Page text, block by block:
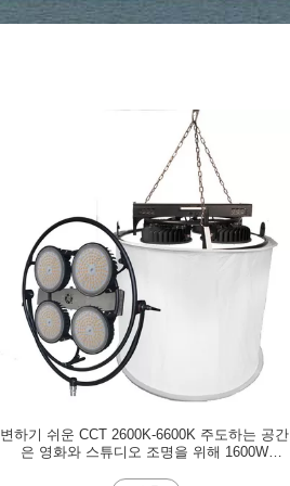
변하기 쉬운 CCT 2600K-6600K 주도하는 공간
은 영화와 스튜디오 조명을 위해 1600W